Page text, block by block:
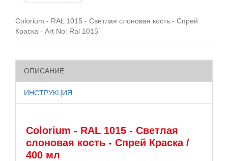
Colorium - RAL 1015 - Светлая слоновая кость - Спрей
Краска - Art No: Ral 1015
ОПИСАНИЕ
ИНСТРУКЦИЯ
Colorium - RAL 1015 - Светлая
слоновая кость - Спрей Краска /
400 мл